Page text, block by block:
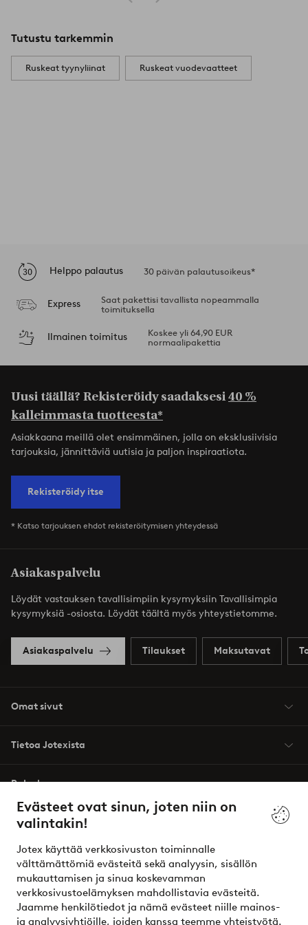
Evästeet ovat sinun, joten niin on
valintakin!
Jotex käyttää verkkosivuston toiminnalle
välttämättömiä evästeitä sekä analyysin, sisällön
mukauttamisen ja sinua koskevamman
verkkosivustoelämyksen mahdollistavia evästeitä.
Jaamme henkilötiedot ja nämä evästeet niille mainos-
ja analyysiyhtiöille, joiden kanssa teemme yhteistyötä.
Tutustu tarkemmin
Ruskeat tyynyliinat Ruskeat vuodevaatteet
Helppo palautus 30 päivän palautusoikeus*
Express
Saat pakettisi tavallista nopeammalla
toimituksella
Ilmainen toimitus
Koskee yli 64,90 EUR
normaalipakettia
Uusi täällä? Rekisteröidy saadaksesi40 %
kalleimmasta tuotteesta*
Asiakkaana meillä olet ensimmäinen, jolla on eksklusiivisia
tarjouksia, jännittäviä uutisia ja paljon inspiraatiota.
Rekisteröidy itse
* Katso tarjouksen ehdot rekisteröitymisen yhteydessä
Asiakaspalvelu
Löydät vastauksen tavallisimpiin kysymyksiin Tavallisimpia
kysymyksiä -osiosta. Löydät täältä myös yhteystietomme.
Asiakaspalvelu Tilaukset Maksutavat
Omat sivut
Tietoa Jotexista
Palvelumme
Ehdot
Ystävät
Turvalliset maksut – maksa nyt tai erissä